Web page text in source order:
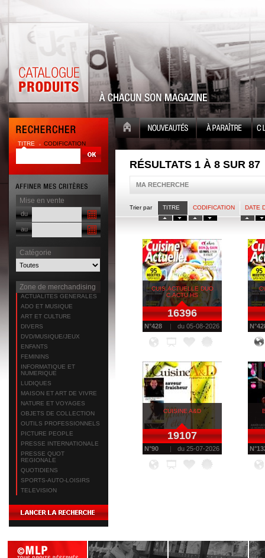
TITRE CODIFICATION
Mise en vente
du
au
Catégorie
Zone de merchandising
ACTUALITES GENERALES
ADO ET MUSIQUE
ART ET CULTURE
DIVERS
DVD/MUSIQUE/JEUX
ENFANTS
FEMININS
INFORMATIQUE ET
NUMERIQUE
LUDIQUES
MAISON ET ART DE VIVRE
NATURE ET VOYAGES
OBJETS DE COLLECTION
OUTILS PROFESSIONNELS
PICTURE PEOPLE
PRESSE INTERNATIONALE
PRESSE QUOT
REGIONALE
QUOTIDIENS
SPORTS-AUTO-LOISIRS
TELEVISION
RÉSULTATS 1 À 8 SUR 87
MA RECHERCHE
Trier par TITRE CODIFICATION DATE
CUIS.ACTUELLE DUO
C.ACTU HS
16396
N°428 du 05-08-2026 N°
CUISINE A&D
19107
N°90 du 25-07-2026 N°